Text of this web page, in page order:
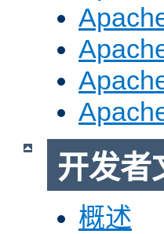
开发者
概述